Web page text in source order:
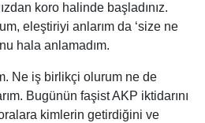
koro halinde başladınız.
eleştiriyi anlarım da ‘size ne
hala anlamadım.
Ne iş birlikçi olurum ne de
Bugünün faşist AKP iktidarını
kimlerin getirdiğini ve